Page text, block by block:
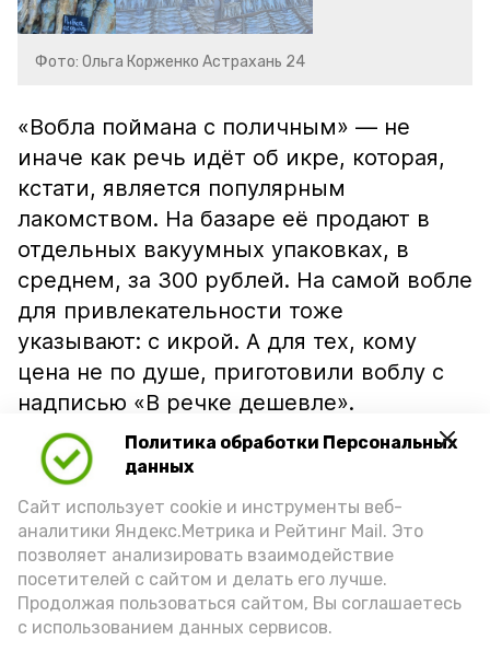
Политика обработки Персональных
данных
Сайт использует cookie и инструменты веб-
аналитики Яндекс.Метрика и Рейтинг Mail. Это
позволяет анализировать взаимодействие
посетителей с сайтом и делать его лучше.
Продолжая пользоваться сайтом, Вы соглашаетесь
с использованием данных сервисов.
Фото: Ольга Корженко Астрахань 24
«Вобла поймана с поличным» — не
иначе как речь идёт об икре, которая,
кстати, является популярным
лакомством. На базаре её продают в
отдельных вакуумных упаковках, в
среднем, за 300 рублей. На самой вобле
для привлекательности тоже
указывают: с икрой. А для тех, кому
цена не по душе, приготовили воблу с
надписью «В речке дешевле».